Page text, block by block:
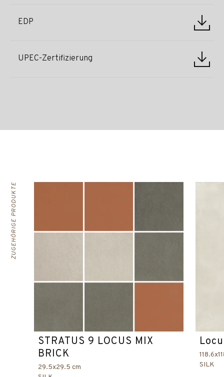
EDP
UPEC-Zertifizierung
ZUGEHÖRIGE PRODUKTE
STRATUS 9 LOCUS MIX
BRICK
29.5x29.5 cm
SILK